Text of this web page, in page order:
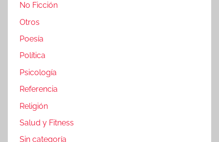
No Ficción
Otros
Poesía
Política
Psicología
Referencia
Religión
Salud y Fitness
Sin categoría